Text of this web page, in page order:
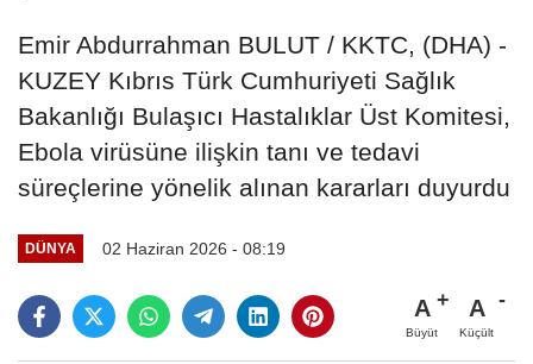
Emir Abdurrahman BULUT / KKTC, (DHA) -
KUZEY Kıbrıs Türk Cumhuriyeti Sağlık
Bakanlığı Bulaşıcı Hastalıklar Üst Komitesi,
Ebola virüsüne ilişkin tanı ve tedavi
süreçlerine yönelik alınan kararları duyurdu
DÜNYA 02 Haziran 2026 - 08:19
A
Büyüt
A
Küçült